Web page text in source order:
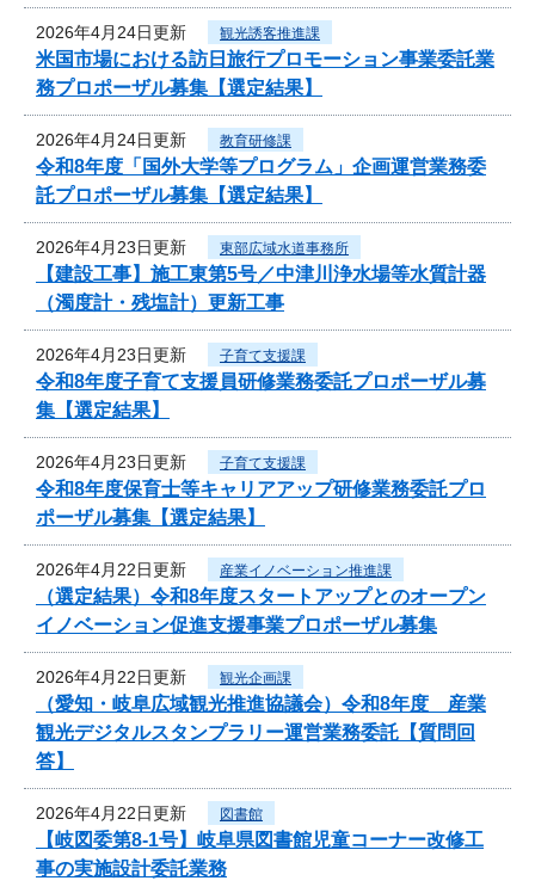
2026年4月24日更新 観光誘客推進課
米国市場における訪日旅行プロモーション事業委託業
務プロポーザル募集【選定結果】
2026年4月24日更新 教育研修課
令和8年度「国外大学等プログラム」企画運営業務委
託プロポーザル募集【選定結果】
2026年4月23日更新 東部広域水道事務所
【建設工事】施工東第5号／中津川浄水場等水質計器
（濁度計・残塩計）更新工事
2026年4月23日更新 子育て支援課
令和8年度子育て支援員研修業務委託プロポーザル募
集【選定結果】
2026年4月23日更新 子育て支援課
令和8年度保育士等キャリアアップ研修業務委託プロ
ポーザル募集【選定結果】
2026年4月22日更新 産業イノベーション推進課
（選定結果）令和8年度スタートアップとのオープン
イノベーション促進支援事業プロポーザル募集
2026年4月22日更新 観光企画課
（愛知・岐阜広域観光推進協議会）令和8年度 産業
観光デジタルスタンプラリー運営業務委託【質問回
答】
2026年4月22日更新 図書館
【岐図委第8-1号】岐阜県図書館児童コーナー改修工
事の実施設計委託業務